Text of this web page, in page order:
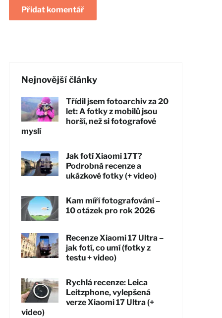
Nejnovější články
Třídil jsem fotoarchiv za 20
let: A fotky z mobilů jsou
horší, než si fotografové
myslí
Jak fotí Xiaomi 17T?
Podrobná recenze a
ukázkové fotky (+ video)
Kam míří fotografování –
10 otázek pro rok 2026
Recenze Xiaomi 17 Ultra –
jak fotí, co umí (fotky z
testu + video)
Rychlá recenze: Leica
Leitzphone, vylepšená
verze Xiaomi 17 Ultra (+
video)